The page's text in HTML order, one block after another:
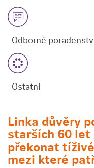
Odborné
Ostatní
Linka důvěry
starších 60
překonat
mezi které